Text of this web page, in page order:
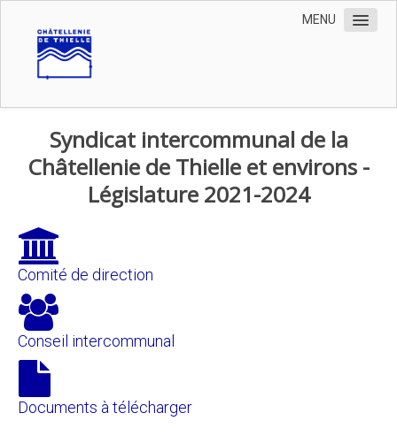
MENU
STEP
Politique
Syndicat intercommunal de la
Châtellenie de Thielle et environs -
Législature 2021-2024
Comité de direction
Conseil intercommunal
Documents à télécharger